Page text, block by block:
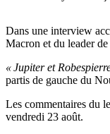
Dans une interview
Macron et du leader
« Jupiter et
partis de gauche du
Les commentaires du
vendredi 23 août.